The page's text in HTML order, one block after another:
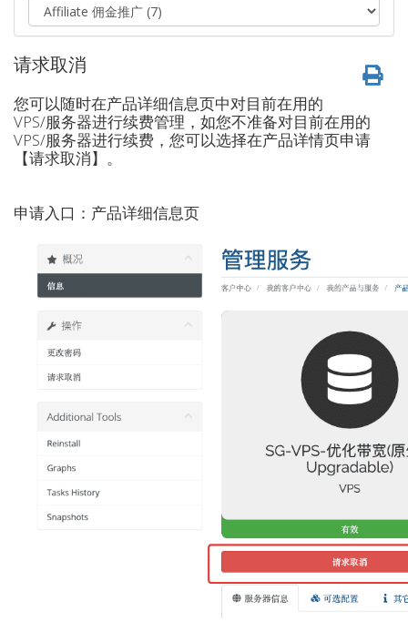
请求取消
您可以随时在产品详细信息页中对目前在用的
VPS/服务器进行续费管理，如您不准备对目前在用的
VPS/服务器进行续费，您可以选择在产品详情页申请
【请求取消】。
申请入口：产品详细信息页